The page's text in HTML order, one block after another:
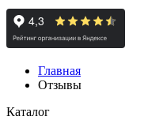
Главная
Отзывы
Каталог